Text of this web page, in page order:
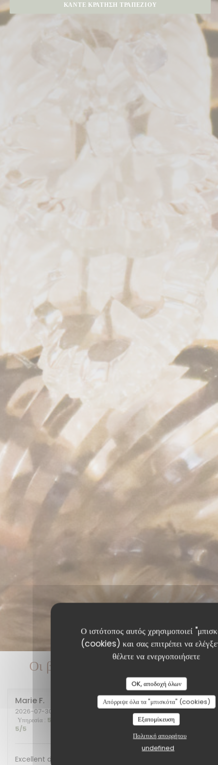
Ο ιστότοπος αυτός χρησιμοποιεί
(cookies) και σας επιτρέπει να
θέλετε να ενεργοποιήσετε
OK, αποδοχή όλων
Απόρριψε όλα τα "μπισκότα" (cookies)
Εξατομίκευση
Πολιτική απορρήτου
undefined
ΚΆΝΤΕ ΚΡΆΤΗΣΗ ΤΡΑΠΕΖΙΟΎ
Οι βαθμολογίες πελατών μας
Marie F
2026-07-30
- 20:00 - καλεσμένοι 2
Υπηρεσία : 5 5/5 Ποιότητα / Τιμή
5/5
Excellent diner et excellente soirée, nous